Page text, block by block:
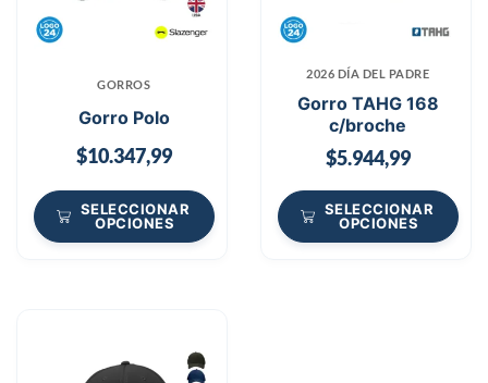
GORROS
Gorro Polo
$10.347,99
SELECCIONAR
OPCIONES
2026 DÍA DEL PADRE
Gorro TAHG 168
c/broche
$5.944,99
SELECCIONAR
OPCIONES